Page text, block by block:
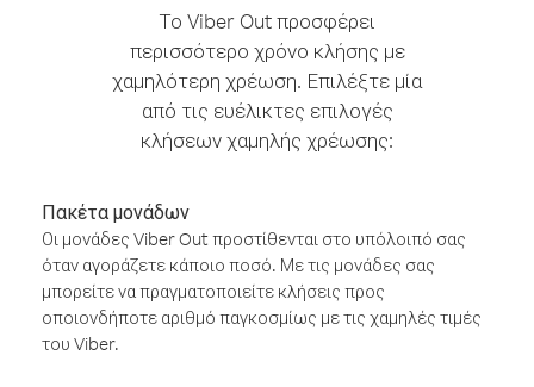
Το Viber Out προσφέρει
περισσότερο χρόνο κλήσης με
χαμηλότερη χρέωση. Επιλέξτε μία
από τις ευέλικτες επιλογές
κλήσεων χαμηλής χρέωσης:
Πακέτα μονάδων
Οι μονάδες Viber Out προστίθενται στο υπόλοιπό σας
όταν αγοράζετε κάποιο ποσό. Με τις μονάδες σας
μπορείτε να πραγματοποιείτε κλήσεις προς
οποιονδήποτε αριθμό παγκοσμίως με τις χαμηλές τιμές
του Viber.